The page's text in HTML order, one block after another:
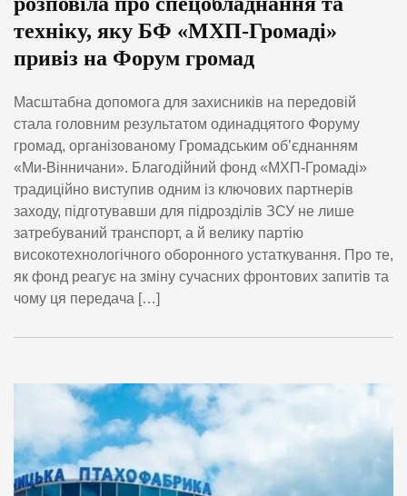
техніку, яку БФ «МХП-Громаді»
привіз на Форум громад
Масштабна допомога для захисників на передовій
стала головним результатом одинадцятого Форуму
громад, організованому Громадським об’єднанням
«Ми-Вінничани». Благодійний фонд «МХП-Громаді»
традиційно виступив одним із ключових партнерів
заходу, підготувавши для підрозділів ЗСУ не лише
затребуваний транспорт, а й велику партію
високотехнологічного оборонного устаткування. Про те,
як фонд реагує на зміну сучасних фронтових запитів та
чому ця передача […]